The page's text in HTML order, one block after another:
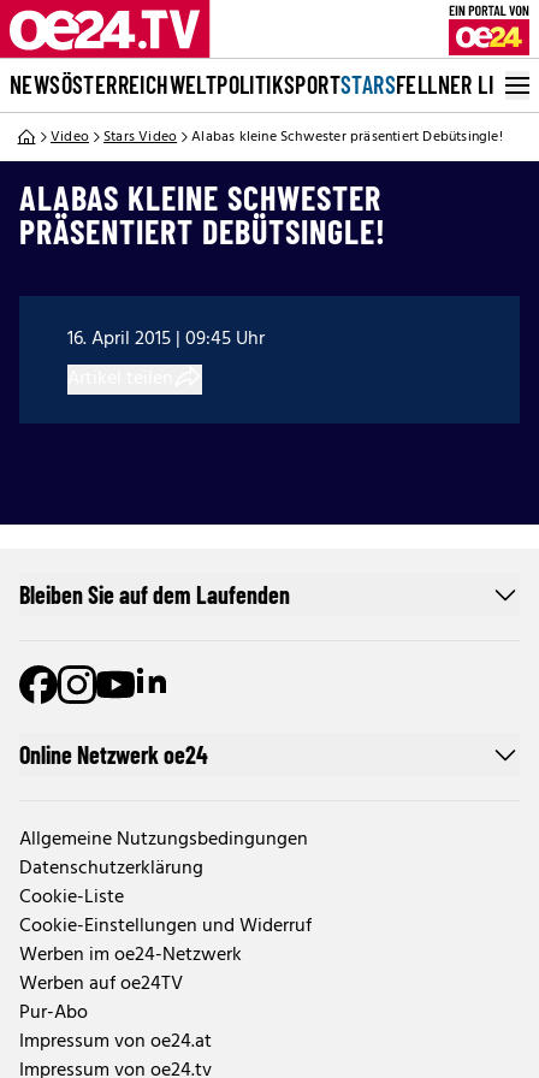
NEWSÖSTERREICHWELTPOLITIKSPORTSTARSFELLNER LIVE
Video Stars Video Alabas kleine Schwester präsentiert Debütsingle!
ALABAS KLEINE SCHWESTER
PRÄSENTIERT DEBÜTSINGLE!
16. April 2015 | 09:45 Uhr
Online Netzwerk oe24
Allgemeine Nutzungsbedingungen
Datenschutzerklärung
Cookie-Liste
Cookie-Einstellungen und Widerruf
Werben im oe24-Netzwerk
Werben auf oe24TV
Pur-Abo
Impressum von oe24.at
Impressum von oe24.tv
Bleiben Sie auf dem Laufenden